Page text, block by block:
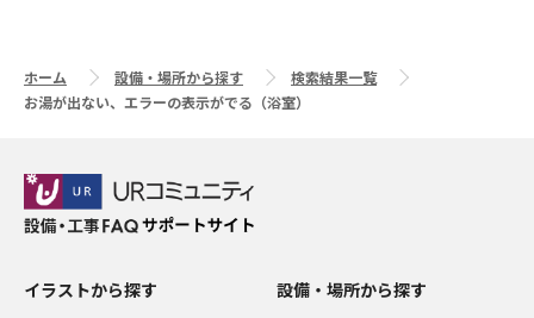
ホーム 設備・場所から探す
検索結果一覧
お湯が出ない、エラーの表示がでる（浴室）
イラストから探す 設備・場所から探す